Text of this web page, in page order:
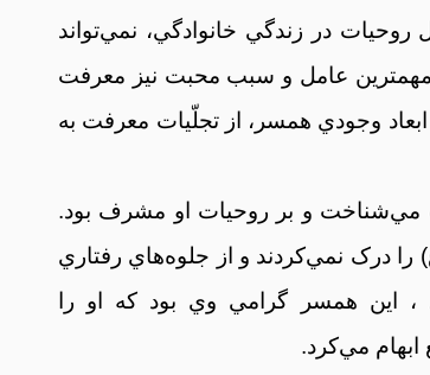
روحيات در زندگي خانوادگي، نمي‌تواند
عامل و سبب محبت نيز معرفت
وجودي همسر، از تجلّيات معرفت به
و بر روحيات او مشرف بود.
درک نمي‌کردند و از جلوه‌هاي رفتاري
اين همسر گرامي وي بود که او را
مي‌کرد.